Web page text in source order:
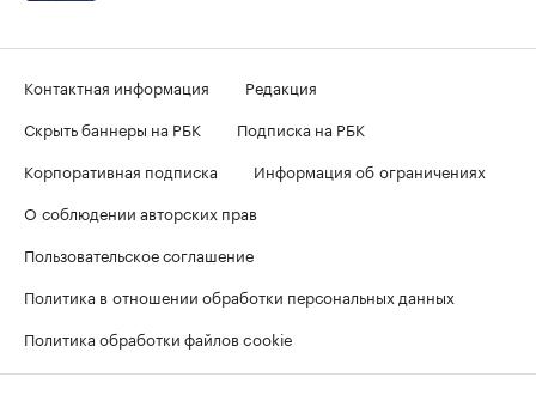
Контактная информация
Редакция
Скрыть баннеры на РБК
Подписка на РБК
Корпоративная подписка
Информация об ограничениях
О соблюдении авторских прав
Пользовательское соглашение
Политика в отношении обработки персональных данных
Политика обработки файлов cookie